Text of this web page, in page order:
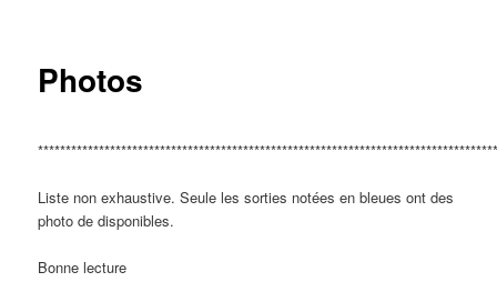
Photos
Liste non exhaustive. Seule les sorties notées en bleues ont des
photo de disponibles.
Bonne lecture